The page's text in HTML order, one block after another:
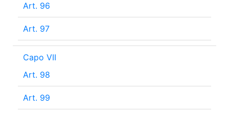
Art. 96
Art. 97
Capo VII
Art. 98
Art. 99